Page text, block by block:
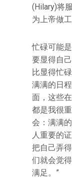
(Hilary)将
为上帝做
忙碌可能
要显得自
比显得忙
满满的日
面，这些
都是我很
会：满满
人重要的
把自己弄
们就会觉
满足。”